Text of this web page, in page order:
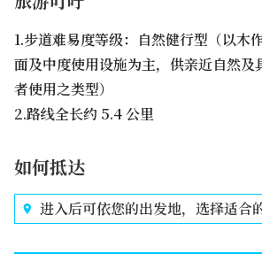
1.步道难易度等级：自然健行型（以木
面及中度使用设施为主，供亲近自然及
者使用之类型）
2.路线全长约 5.4 公里
如何抵达
进入后可依您的出发地，选择适合